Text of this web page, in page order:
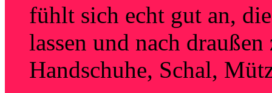
fühlt sich echt gut an,
lassen und nach
Handschuhe, Schal,